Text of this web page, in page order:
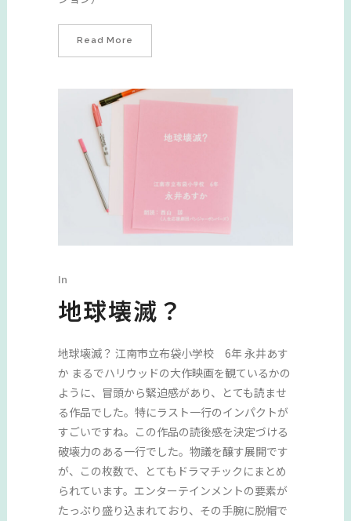
Read More
In
地球壊滅？
地球壊滅？ 江南市立布袋小学校 6年 永井あす
か まるでハリウッドの大作映画を観ているかの
ように、冒頭から緊迫感があり、とても読ませ
る作品でした。特にラスト一行のインパクトが
すごいですね。この作品の読後感を決定づける
破壊力のある一行でした。物議を醸す展開です
が、この枚数で、とてもドラマチックにまとめ
られています。エンターテインメントの要素が
たっぷり盛り込まれており、その手腕に脱帽で